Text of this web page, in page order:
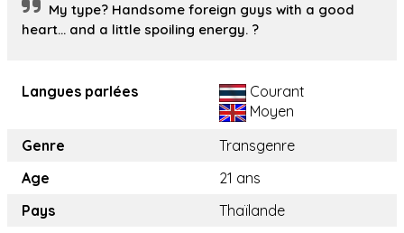
My type? Handsome foreign guys with a good
heart… and a little spoiling energy. ?
Langues parlées
Courant
Moyen
Genre
Transgenre
Age
21 ans
Pays
Thaïlande